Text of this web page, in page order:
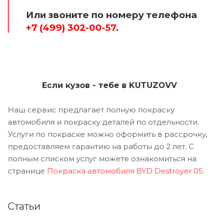
Или звоните по номеру телефона
+7 (499) 302-00-57.
Если кузов - тебе в KUTUZOVV
Наш сервис предлагает полную покраску
автомобиля и покраску деталей по отдельности.
Услуги по покраске можно оформить в рассрочку,
предоставляем гарантию на работы до 2 лет. С
полным списком услуг можете ознакомиться на
странице Покраска автомобиля BYD Destroyer 05.
Статьи